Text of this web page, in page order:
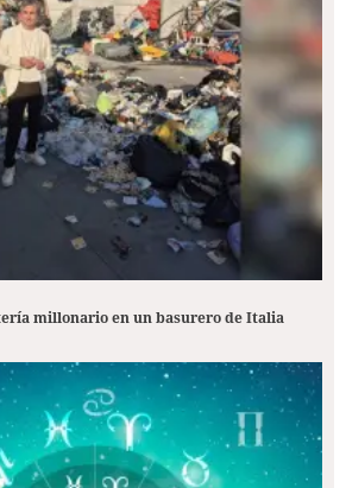
millonario en un basurero de Italia